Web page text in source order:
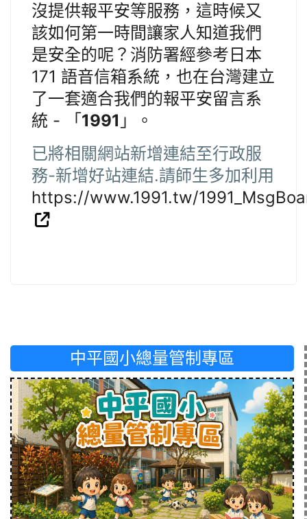
沒提供報平安等服務，這時候又
該如何第一時間讓家人知道我們
是安全的呢？消防署經參考日本
171 語音信箱系統，也在台灣建立
了一套適合我們的報平安留言系
統 - 「 1991 」。
已將相關網站新增連結至行政服
務-新增好站連結.請師生多加利用
https://www.1991.tw/
中平國小總量管制專區